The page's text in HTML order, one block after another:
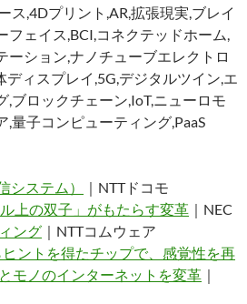
ス,4Dプリント,AR,拡張現実,ブレイ
ェイス,BCI,コネクテッドホーム,
ーション,ナノチューブエレクトロ
ディスプレイ,5G,デジタルツイン,エ
,ブロックチェーン,IoT,ニューロモ
量子コンピューティング,PaaS
システム）
｜NTTドコモ
上の双子」がもたらす変革 ｜NEC
ング ｜NTTコムウェア
ントを得たチップで、感覚性を再
モノのインターネットを変革 ｜